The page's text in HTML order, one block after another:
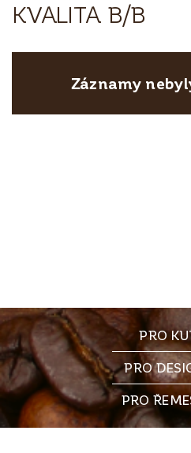
KVALITA B/B
Záznamy
PRO
PRO
PRO